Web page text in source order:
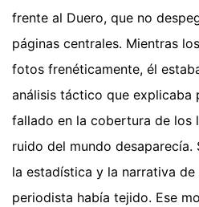
frente al Duero, que no
páginas centrales. Mientras
fotos frenéticamente, él
análisis táctico que explicaba
fallado en la cobertura de los
ruido del mundo desaparecía.
la estadística y la narrativa
periodista había tejido. Ese